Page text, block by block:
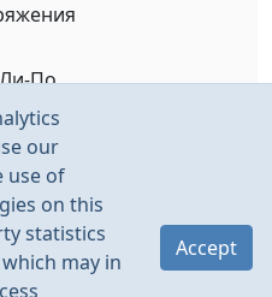
По.
нагрузкой
our
use of
on this
statistics
may in
Accept